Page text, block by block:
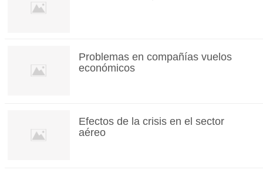
Problemas en compañías vuelos
económicos
Efectos de la crisis en el sector
aéreo